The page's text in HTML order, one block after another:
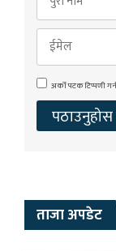
अर्को पटक टिप्पणी
ताजा अपडेट